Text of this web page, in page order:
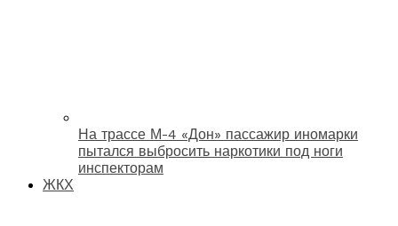
На трассе М-4 «Дон» пассажир иномарки
пытался выбросить наркотики под ноги
инспекторам
ЖКХ